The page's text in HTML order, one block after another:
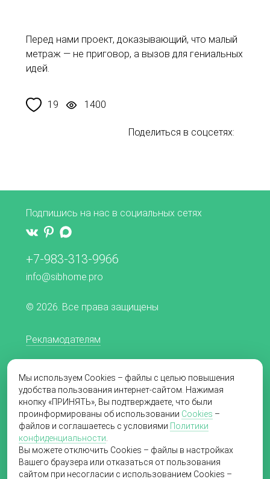
Перед нами проект, доказывающий, что малый
метраж — не приговор, а вызов для гениальных
идей.
19 1400
Поделиться в соцсетях:
Подпишись на нас в социальных сетях
+7-983-313-9966
info@sibhome.pro
© 2026. Все права защищены
Рекламодателям
Редакционная политика
Согласие на обработку персональных данных
Пользовательское соглашение
Политика в отношении обработки
персональных данных
Мы используем Cookies – файлы с целью повышения
удобства пользования интернет-сайтом. Нажимая
кнопку «ПРИНЯТЬ», Вы подтверждаете, что были
проинформированы об использовании Cookies –
файлов и соглашаетесь с условиями Политики
конфиденциальности
Вы можете отключить Cookies – файлы в настройках
Вашего браузера или отказаться от пользования
сайтом при несогласии с использованием Cookies –